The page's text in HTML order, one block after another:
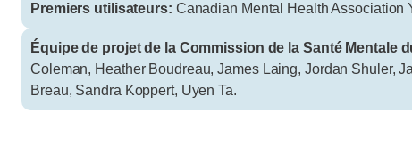
Premiers utilisateurs: Canadian Mental Health Association
Équipe de projet de la Commission de la Santé Mentale
Coleman, Heather Boudreau, James Laing, Jordan Shuler,
Breau, Sandra Koppert, Uyen Ta.